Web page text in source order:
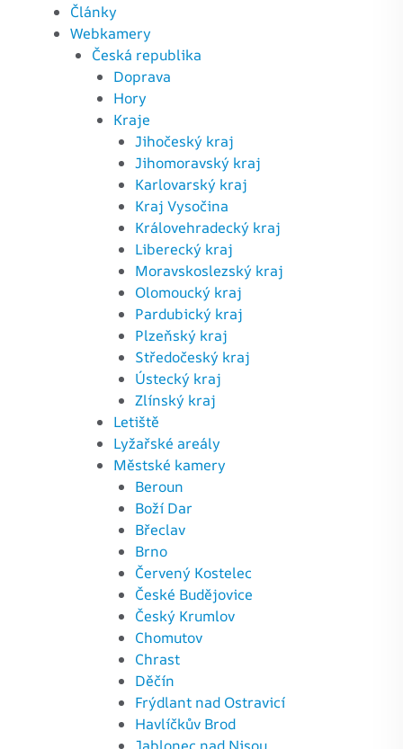
Články
Webkamery
Česká republika
Doprava
Hory
Kraje
Jihočeský kraj
Jihomoravský kraj
Karlovarský kraj
Kraj Vysočina
Královehradecký kraj
Liberecký kraj
Moravskoslezský kraj
Olomoucký kraj
Pardubický kraj
Plzeňský kraj
Středočeský kraj
Ústecký kraj
Zlínský kraj
Letiště
Lyžařské areály
Městské kamery
Beroun
Boží Dar
Břeclav
Brno
Červený Kostelec
České Budějovice
Český Krumlov
Chomutov
Chrast
Děčín
Frýdlant nad Ostravicí
Havlíčkův Brod